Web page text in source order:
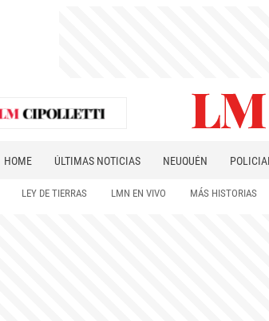
HOME ÚLTIMAS NOTICIAS NEUQUÉN
LEY DE TIERRAS LMN EN VIVO MÁS HISTORIAS